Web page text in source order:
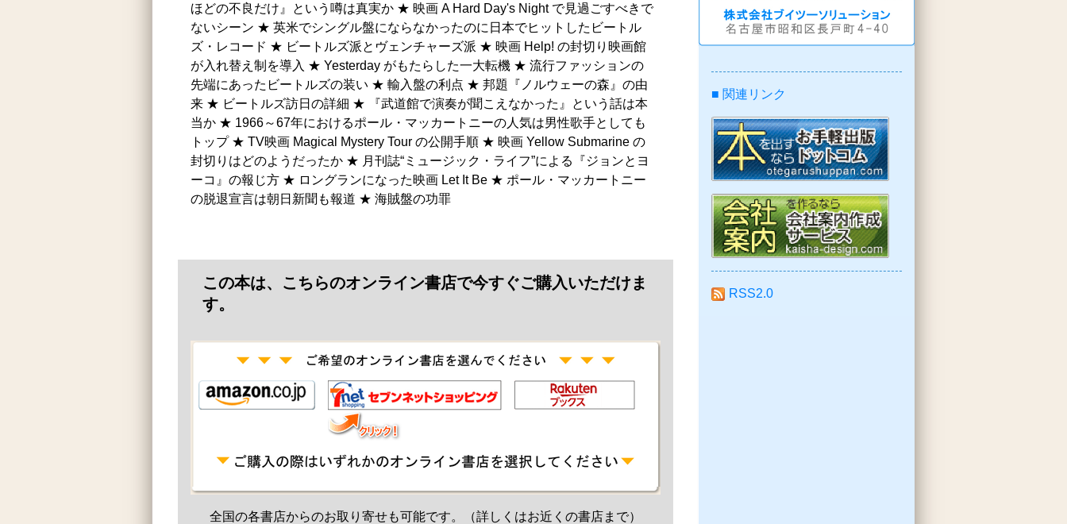
ほどの不良だけ』という噂は真実か ★ 映画 A Hard Day's Night で見過ごすべきで
ないシーン ★ 英米でシングル盤にならなかったのに日本でヒットしたビートル
ズ・レコード ★ ビートルズ派とヴェンチャーズ派 ★ 映画 Help! の封切り映画館
が入れ替え制を導入 ★ Yesterday がもたらした一大転機 ★ 流行ファッションの
先端にあったビートルズの装い ★ 輸入盤の利点 ★ 邦題『ノルウェーの森』の由
来 ★ ビートルズ訪日の詳細 ★ 『武道館で演奏が聞こえなかった』という話は本
当か ★ 1966～67年におけるポール・マッカートニーの人気は男性歌手としても
トップ ★ TV映画 Magical Mystery Tour の公開手順 ★ 映画 Yellow Submarine の
封切りはどのようだったか ★ 月刊誌“ミュージック・ライフ”による『ジョンとヨ
ーコ』の報じ方 ★ ロングランになった映画 Let It Be ★ ポール・マッカートニー
の脱退宣言は朝日新聞も報道 ★ 海賊盤の功罪
この本は、こちらのオンライン書店で今すぐご購入いただけま
す。
全国の各書店からのお取り寄せも可能です。（詳しくはお近くの書店まで）
■ 関連リンク
RSS2.0